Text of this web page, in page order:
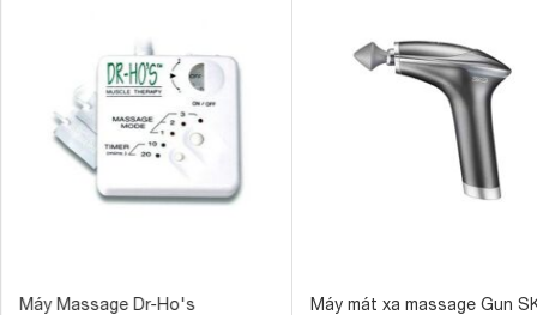
Máy Massage Dr-Ho's
Máy mát xa massage Gun